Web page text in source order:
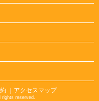
｜アクセスマップ
reserved.